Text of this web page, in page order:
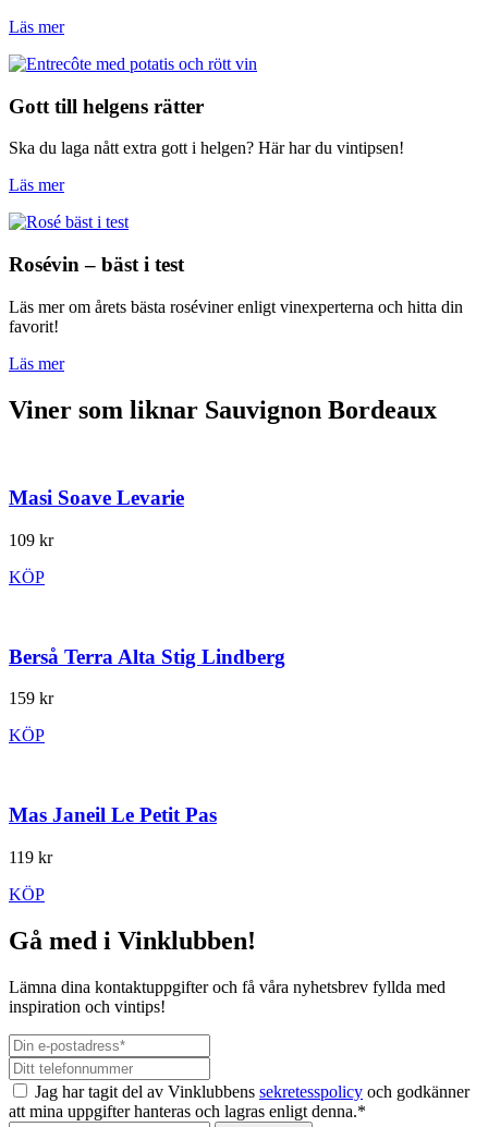
Läs mer
Gott till helgens rätter
Ska du laga nått extra gott i helgen? Här har du vintipsen!
Läs mer
Rosévin – bäst i test
Läs mer om årets bästa roséviner enligt vinexperterna och hitta din
favorit!
Läs mer
Viner som liknar Sauvignon Bordeaux
Masi Soave Levarie
109 kr
KÖP
Berså Terra Alta Stig Lindberg
159 kr
KÖP
Mas Janeil Le Petit Pas
119 kr
KÖP
Gå med i Vinklubben!
Lämna dina kontaktuppgifter och få våra nyhetsbrev fyllda med
inspiration och vintips!
Jag har tagit del av Vinklubbens sekretesspolicy och godkänner
att mina uppgifter hanteras och lagras enligt denna.*